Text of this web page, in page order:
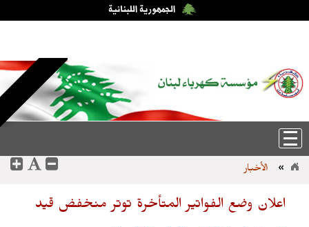
» الأخبار
اعلان وضع الفواتير المتأخرة توتر منخفض قيد